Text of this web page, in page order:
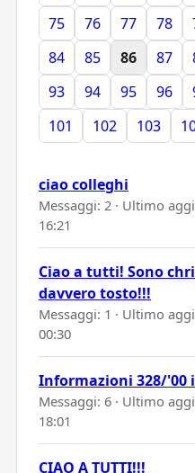
75
76 77 78
84
85 86 87
93
94 95 96
101
102 103
ciao colleghi
Messaggi: 2 · Ultimo
16:21
Ciao a tutti! Sono
davvero tosto!!!
Messaggi: 1 · Ultimo
00:30
Informazioni 328/'00
Messaggi: 6 · Ultimo
18:01
CIAO A TUTTI!!!